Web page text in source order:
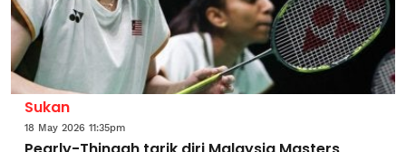
Sukan
18 May 2026 11:35pm